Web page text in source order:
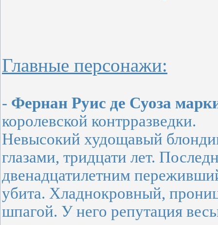
Главные персонажи:
- Фернан Руис де Суоза
королевской контрразведки.
Невысокий худощавый
глазами, тридцати лет.
двенадцатилетним
убита. Хладнокровный,
шпагой. У него репутация